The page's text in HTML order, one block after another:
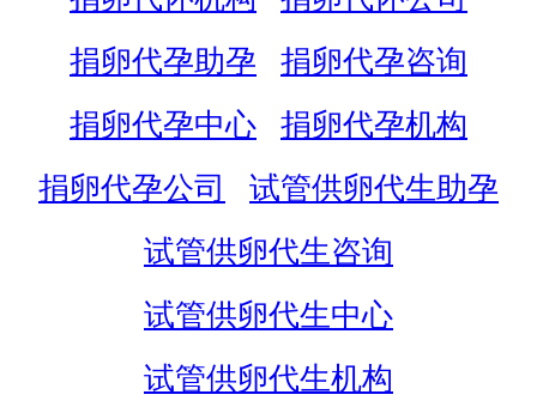
捐卵代孕助孕
捐卵代孕咨询
捐卵代孕中心
捐卵代孕机构
捐卵代孕公司
试管供卵代生助孕
试管供卵代生咨询
试管供卵代生中心
试管供卵代生机构